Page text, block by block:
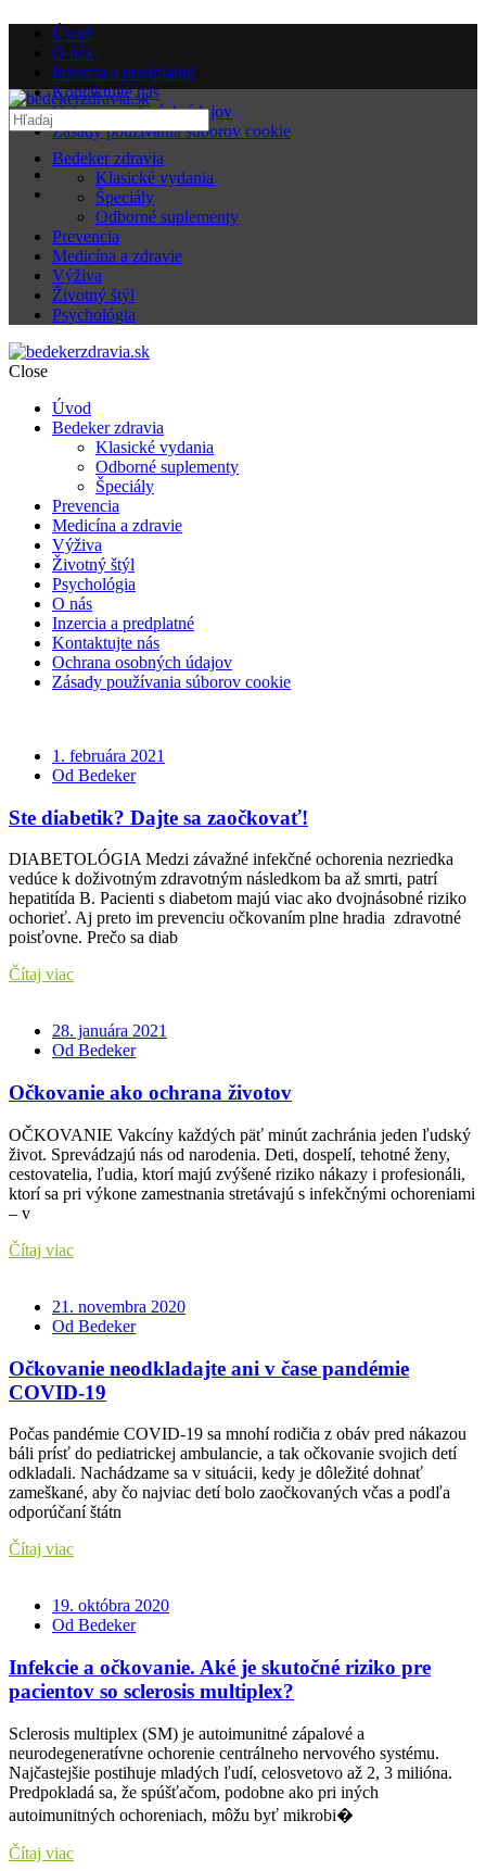
Úvod
O nás
Inzercia a predplatné
Kontaktujte nás
Ochrana osobných údajov
Zásady používania súborov cookie
Bedeker zdravia
Klasické vydania
Špeciály
Odborné suplementy
Prevencia
Medicína a zdravie
Výživa
Životný štýl
Psychológia
Close
Úvod
Bedeker zdravia
Klasické vydania
Odborné suplementy
Špeciály
Prevencia
Medicína a zdravie
Výživa
Životný štýl
Psychológia
O nás
Inzercia a predplatné
Kontaktujte nás
Ochrana osobných údajov
Zásady používania súborov cookie
1. februára 2021
Od Bedeker
Ste diabetik? Dajte sa zaočkovať!
DIABETOLÓGIA Medzi závažné infekčné ochorenia nezriedka
vedúce k doživotným zdravotným následkom ba až smrti, patrí
hepatitída B. Pacienti s diabetom majú viac ako dvojnásobné riziko
ochorieť. Aj preto im prevenciu očkovaním plne hradia zdravotné
poisťovne. Prečo sa diab
Čítaj viac
28. januára 2021
Od Bedeker
Očkovanie ako ochrana životov
OČKOVANIE Vakcíny každých päť minút zachránia jeden ľudský
život. Sprevádzajú nás od narodenia. Deti, dospelí, tehotné ženy,
cestovatelia, ľudia, ktorí majú zvýšené riziko nákazy i profesionáli,
ktorí sa pri výkone zamestnania stretávajú s infekčnými ochoreniami
– v
Čítaj viac
21. novembra 2020
Od Bedeker
Očkovanie neodkladajte ani v čase pandémie
COVID-19
Počas pandémie COVID-19 sa mnohí rodičia z obáv pred nákazou
báli prísť do pediatrickej ambulancie, a tak očkovanie svojich detí
odkladali. Nachádzame sa v situácii, kedy je dôležité dohnať
zameškané, aby čo najviac detí bolo zaočkovaných včas a podľa
odporúčaní štátn
Čítaj viac
19. októbra 2020
Od Bedeker
Infekcie a očkovanie. Aké je skutočné riziko pre
pacientov so sclerosis multiplex?
Sclerosis multiplex (SM) je autoimunitné zápalové a
neurodegeneratívne ochorenie centrálneho nervového systému.
Najčastejšie postihuje mladých ľudí, celosvetovo až 2, 3 milióna.
Predpokladá sa, že spúšťačom, podobne ako pri iných
autoimunitných ochoreniach, môžu byť mikrobi�
Čítaj viac